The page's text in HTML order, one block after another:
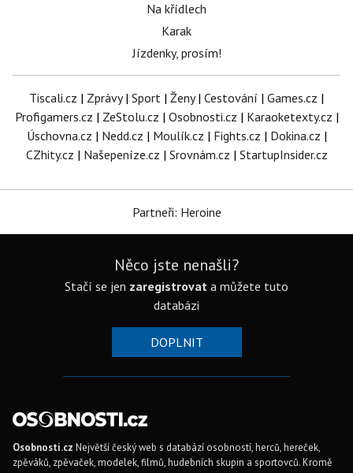
Na křídlech
Karak
Jízdenky, prosím!
Tiscali.cz | Zprávy| Sport | Ženy| Cestování | Games.cz |
Profigamers.cz | ZeStolu.cz | Osobnosti.cz | Karaoketexty.cz |
Úschovna.cz | Nedd.cz | Moulík.cz | Fights.cz | Dokina.cz |
CZhity.cz | Našepeníze.cz | Srovnám.cz | StartupInsider.cz
Partneři: Heroine
Něco jste nenašli?
Stačí se jen zaregistrovat a můžete tuto
databázi
DOPLNIT
Osobnosti.cz Největší český web s databází osobností, herců, hereček,
zpěváků, zpěvaček, modelek, filmů, hudebních skupin a sportovců. Kromě